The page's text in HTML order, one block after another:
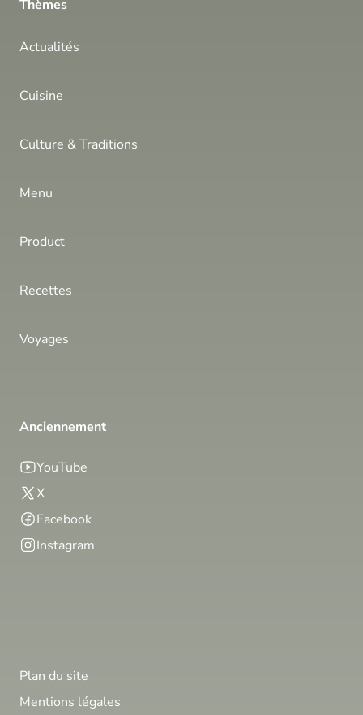
Thèmes
Actualités
Cuisine
Culture & Traditions
Menu
Product
Recettes
Voyages
Anciennement
YouTube
X
Facebook
Instagram
Plan du site
Mentions légales